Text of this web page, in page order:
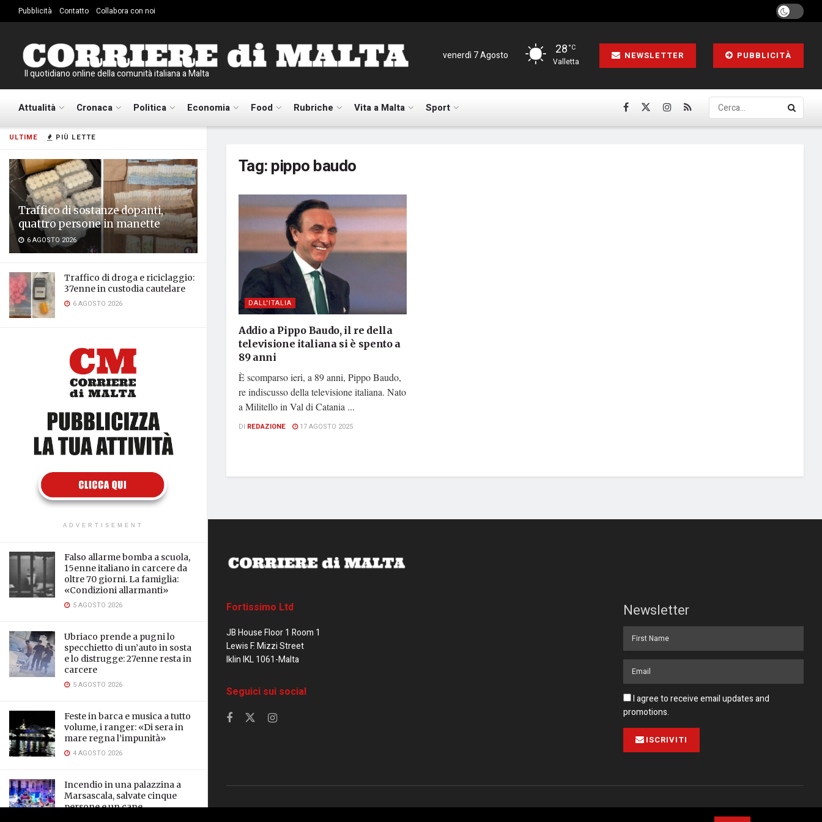
ULTIME PIÙ LETTE
Traffico di sostanze dopanti,
quattro persone in manette
6 AGOSTO 2026
Traffico di droga e riciclaggio:
37enne in custodia cautelare
6 AGOSTO 2026
ADVERTISEMENT
Falso allarme bomba a scuola,
15enne italiano in carcere da
oltre 70 giorni. La famiglia:
«Condizioni allarmanti»
5 AGOSTO 2026
Ubriaco prende a pugni lo
specchietto di un’auto in sosta
e lo distrugge: 27enne resta in
carcere
5 AGOSTO 2026
Feste in barca e musica a tutto
volume, i ranger: «Di sera in
mare regna l’impunità»
4 AGOSTO 2026
Incendio in una palazzina a
Marsascala, salvate cinque
persone e un cane
Pubblicità Contatto Collabora con noi
Il quotidiano online della comunità italiana a Malta
venerdì 7 Agosto 28°C
Valletta
NEWSLETTER PUBBLICITÀ
Attualità Cronaca Politica Economia Food Rubriche Vita a Malta Sport
Tag:pippo baudo
DALL'ITALIA
Addio a Pippo Baudo, il re della
televisione italiana si è spento a
89 anni
È scomparso ieri, a 89 anni, Pippo Baudo,
re indiscusso della televisione italiana. Nato
a Militello in Val di Catania ...
DI REDAZIONE 17 AGOSTO 2025
Fortissimo Ltd
JB House Floor 1 Room 1
Lewis F. Mizzi Street
Iklin IKL 1061-Malta
Seguici sui social
Newsletter
I agree to receive email updates and
promotions.
ISCRIVITI
Pubblicità Collabora con noi Contatto Privacy Policy